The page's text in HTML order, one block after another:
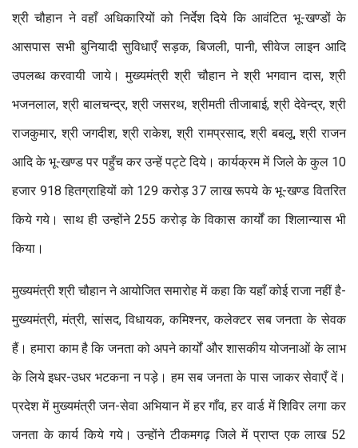
श्री चौहान ने वहाँ अधिकारियों को निर्देश दिये कि आवंटित भू-खण्डों के
आसपास सभी बुनियादी सुविधाएँ सड़क, बिजली, पानी, सीवेज लाइन आदि
उपलब्ध करवायी जाये। मुख्यमंत्री श्री चौहान ने श्री भगवान दास, श्री
भजनलाल, श्री बालचन्द्र, श्री जसरथ, श्रीमती तीजाबाई, श्री देवेन्द्र, श्री
राजकुमार, श्री जगदीश, श्री राकेश, श्री रामप्रसाद, श्री बबलू, श्री राजन
आदि के भू-खण्ड पर पहुँच कर उन्हें पट्टे दिये। कार्यक्रम में जिले के कुल 10
हजार 918 हितग्राहियों को 129 करोड़ 37 लाख रूपये के भू-खण्ड वितरित
किये गये। साथ ही उन्होंने 255 करोड़ के विकास कार्यों का शिलान्यास भी
किया।
मुख्यमंत्री श्री चौहान ने आयोजित समारोह में कहा कि यहाँ कोई राजा नहीं है-
मुख्यमंत्री, मंत्री, सांसद, विधायक, कमिश्नर, कलेक्टर सब जनता के सेवक
हैं। हमारा काम है कि जनता को अपने कार्यों और शासकीय योजनाओं के लाभ
के लिये इधर-उधर भटकना न पड़े। हम सब जनता के पास जाकर सेवाएँ दें।
प्रदेश में मुख्यमंत्री जन-सेवा अभियान में हर गाँव, हर वार्ड में शिविर लगा कर
जनता के कार्य किये गये। उन्होंने टीकमगढ़ जिले में प्राप्त एक लाख 52